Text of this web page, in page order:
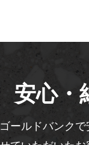
安心・
ゴールドバンク